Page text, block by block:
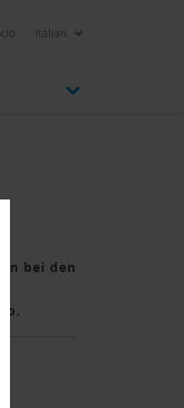
Italian
bei den